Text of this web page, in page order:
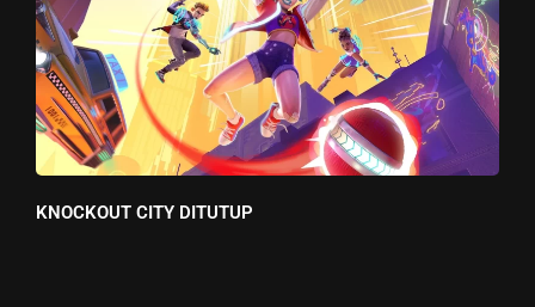
KNOCKOUT CITY DITUTUP